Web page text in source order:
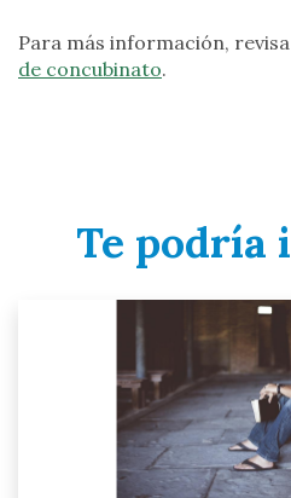
Para más información,
de concubinato.
Te podría